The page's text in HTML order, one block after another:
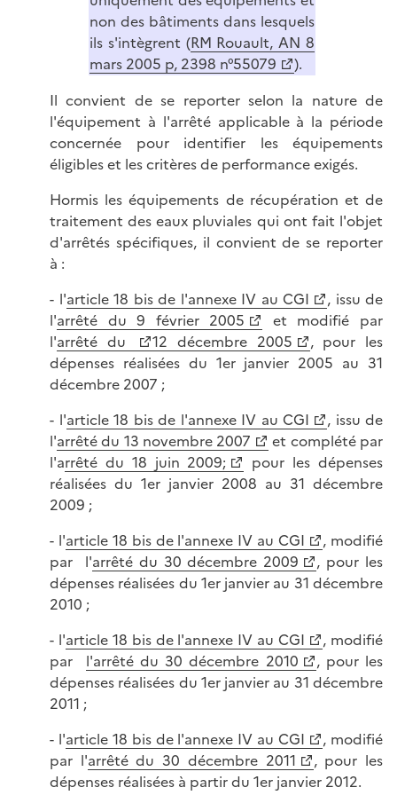
non des bâtiments dans lesquels
ils s'intègrent (RM Rouault, AN 8
mars 2005 p, 2398 n°55079
).
Il convient de se reporter selon la nature de
l'équipement à l'arrêté applicable à la période
concernée pour identifier les équipements
éligibles et les critères de performance exigés.
Hormis les équipements de récupération et de
traitement des eaux pluviales qui ont fait l'objet
d'arrêtés spécifiques, il convient de se reporter
à :
- l'article 18 bis de l'annexe IV au CGI
, issu de
l'arrêté du 9 février 2005
et modifié par
l'arrêté du 12 décembre 2005
, pour les
dépenses réalisées du 1er janvier 2005 au 31
décembre 2007 ;
- l'article 18 bis de l'annexe IV au CGI
, issu de
l'arrêté du 13 novembre 2007
et complété par
l'arrêté du 18 juin 2009;
pour les dépenses
réalisées du 1er janvier 2008 au 31 décembre
2009 ;
- l'article 18 bis de l'annexe IV au CGI
, modifié
par l'arrêté du 30 décembre 2009
, pour les
dépenses réalisées du 1er janvier au 31 décembre
2010 ;
- l'article 18 bis de l'annexe IV au CGI
, modifié
par l'arrêté du 30 décembre 2010
, pour les
dépenses réalisées du 1er janvier au 31 décembre
2011 ;
- l'article 18 bis de l'annexe IV au CGI
, modifié
par l'arrêté du 30 décembre 2011
, pour les
dépenses réalisées à partir du 1er janvier 2012.